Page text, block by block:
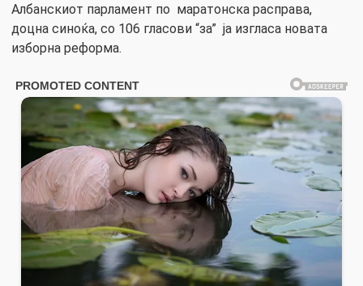
Албанскиот парламент по маратонска расправа,
доцна синоќа, со 106 гласови “за” ја изгласа новата
изборна реформа.